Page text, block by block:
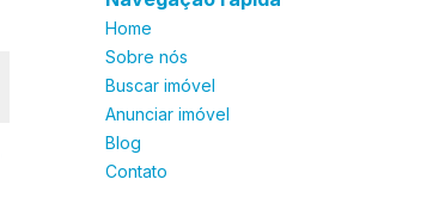
Home
Sobre nós
Buscar imóvel
Anunciar imóvel
Blog
Contato